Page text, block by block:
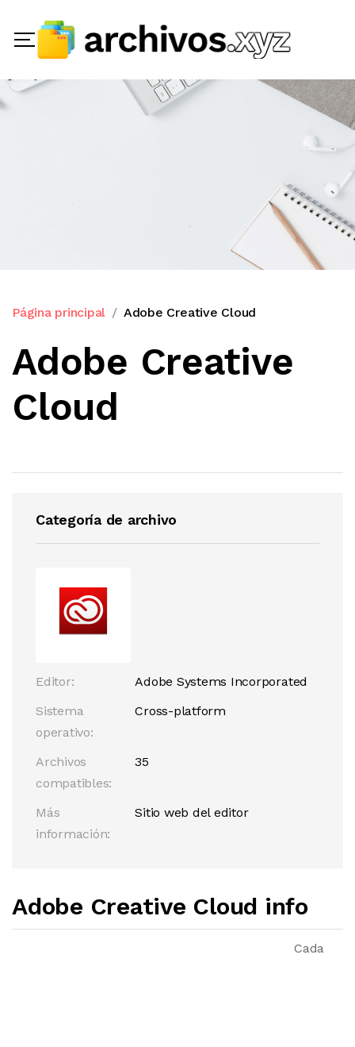
Página principal Adobe Creative Cloud
Adobe Creative
Cloud
Categoría de archivo
Editor:
Adobe Systems Incorporated
Sistema
operativo:
Cross-platform
Archivos
compatibles:
35
Más
información:
Sitio web del editor
Adobe Creative Cloud info
Cada